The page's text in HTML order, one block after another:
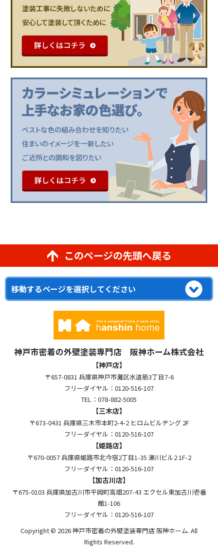
このページの先頭へ戻る
神戸市密着の外壁塗装専門店 阪神ホーム株式会社
【神戸店】
〒657-0831 兵庫県神戸市灘区水道筋3丁目7-6
フリーダイヤル：0120-516-107
TEL：078-882-5005
【三木店】
〒673-0431 兵庫県三木市本町2-4-2 ヒロムビルヂング 2F
フリーダイヤル：0120-516-107
【姫路店】
〒670-0057 兵庫県姫路市北今宿2丁目1-35 瀬川ビル2 1F-2
フリーダイヤル：0120-516-107
【加古川店】
〒675-0103 兵庫県加古川市平岡町高畑207-43 エクセル東加古川壱番
館1-106
フリーダイヤル：0120-516-107
Copyright © 2026 神戸市密着の外壁塗装専門店 阪神ホーム. All
Rights Reserved.